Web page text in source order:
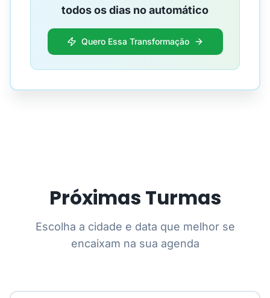
todos os dias no automático
Quero Essa Transformação
Próximas Turmas
Escolha a cidade e data que melhor se
encaixam na sua agenda